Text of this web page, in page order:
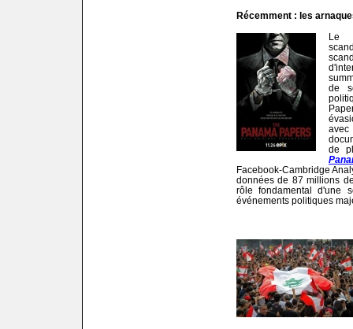
Récemment : les
Le
de
de
Facebook-Cambridge
données de 87 millions
rôle fondamental d'une
événements politiques